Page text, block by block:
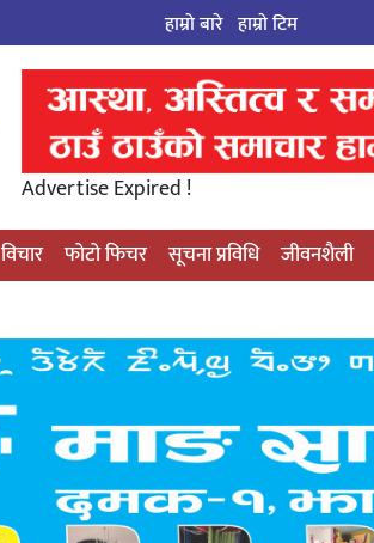
हाम्रो बारे हाम्राे टिम
Advertise Expired !
विचार फोटो फिचर सूचना प्रविधि जीवनशैली